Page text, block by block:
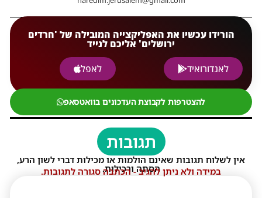
הורידו עכשיו את האפליקצייה המובילה של 'חרדים
ירושלים' אליכם לנייד
לאנדורואיד
לאפל
להצטרפות לקבוצת העדכונים בוואטסאפ
תגובות
אין לשלוח תגובות שאינם הולמות או מכילות דברי לשון הרע,
הסתה ורכילות.
במידה ולא ניתן להגיב - הכתבה סגורה לתגובות.